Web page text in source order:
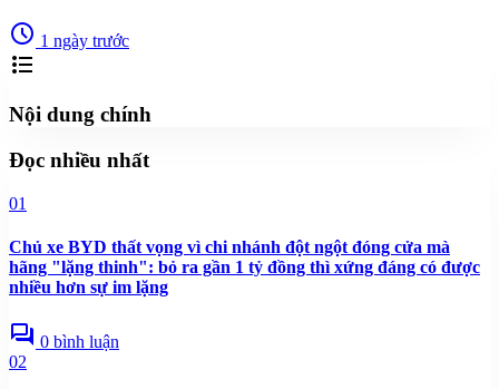
schedule 1 ngày trước
format_list_bulleted
Nội dung chính
Đọc nhiều nhất
01
Chủ xe BYD thất vọng vì chi nhánh đột ngột đóng cửa mà
hãng "lặng thinh": bỏ ra gần 1 tỷ đồng thì xứng đáng có được
nhiều hơn sự im lặng
forum 0 bình luận
02